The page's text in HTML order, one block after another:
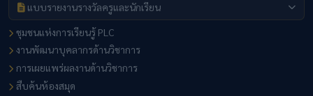
แบบรายงานรางวัลครูและนักเรียน
ชุมชนแห่งการเรียนรู้ PLC
งานพัฒนาบุคลากรด้านวิชาการ
การเผยแพร่ผลงานด้านวิชาการ
สืบค้นห้องสมุด